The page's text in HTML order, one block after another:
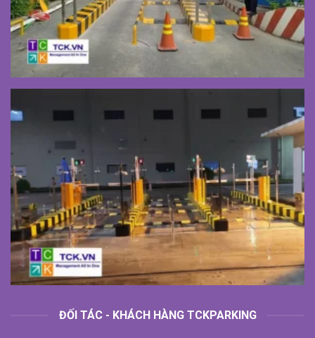
ĐỐI TÁC - KHÁCH HÀNG TCKPARKING